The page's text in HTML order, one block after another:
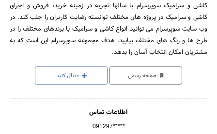
کاشی و سرامیک سوپرسرام با سالها تجربه در زمینه خرید، فروش و اجرای
کاشی و سرامیک در پروژه های مختلف توانسته رضایت کاربران را جلب کند. در
وب سایت سوپرسرام می توانید انواع کاشی و سرامیک با برندهای مختلف را در
طرح ها و رنگ های مختلف بیابید. هدف مجموعه سوپرسرام این است که به
مشتریان امکان انتخاب آسان را بدهد.
صفحه رسمی دنبال کنید
اطلاعات تماس
091297*****